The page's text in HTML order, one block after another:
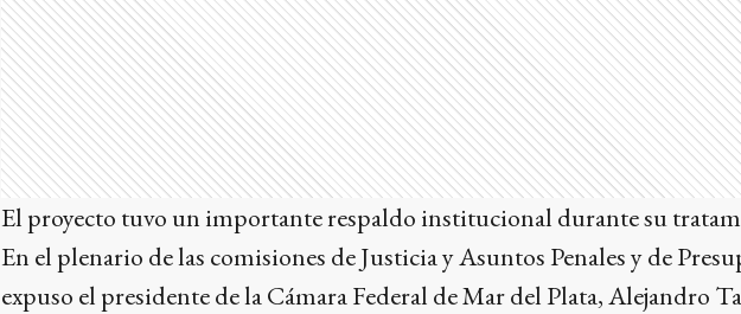
El proyecto tuvo un importante respaldo institucional durante su
En el plenario de las comisiones de Justicia y Asuntos Penales y de
expuso el presidente de la Cámara Federal de Mar del Plata, Alejandro